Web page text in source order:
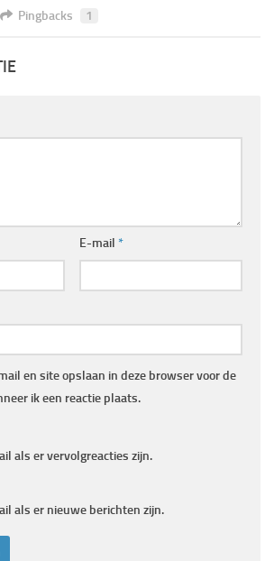
Pingbacks 1
E-mail *
en site opslaan in deze browser voor de
ik een reactie plaats.
als er vervolgreacties zijn.
als er nieuwe berichten zijn.